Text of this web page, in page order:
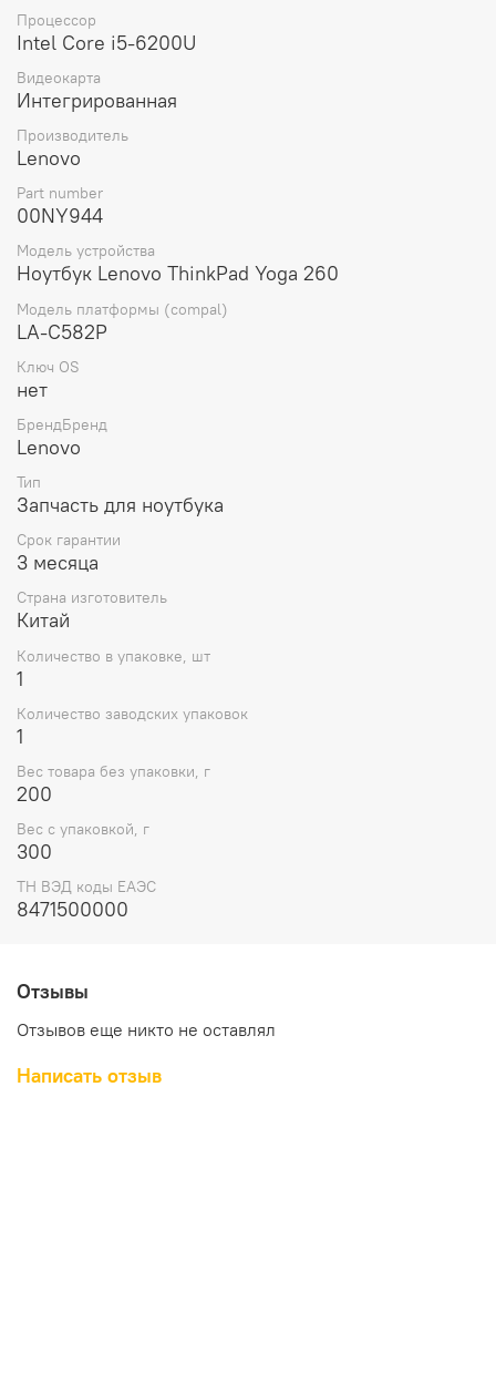
В комплект поставки входит только материнская плата,
что позволяет вам выбрать дополнительные аксессуары
по своему усмотрению.
Выбирая материнскую плату для ноутбука Lenovo
вы получаете оригинальную запчасть от проверенного
производителя, которая обеспечит стабильную работу
вашего устройства и продлит его срок службы.
Процессор
Intel Core i5-6200U
Видеокарта
Интегрированная
Производитель
Lenovo
Part number
00NY944
Модель устройства
Ноутбук Lenovo ThinkPad Yoga 260
Модель платформы (compal)
LA-C582P
Ключ OS
нет
БрендБренд
Lenovo
Тип
Запчасть для ноутбука
Срок гарантии
3 месяца
Страна изготовитель
Китай
Количество в упаковке, шт
1
Количество заводских упаковок
1
Вес товара без упаковки, г
200
Вес с упаковкой, г
300
ТН ВЭД коды ЕАЭС
8471500000
Отзывы
Отзывов еще никто не оставлял
Написать отзыв